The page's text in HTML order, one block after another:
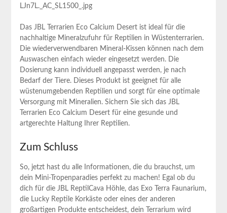
LJn7L._AC_SL1500_.jpg
Das JBL Terrarien Eco Calcium Desert ist ideal für die
nachhaltige Mineralzufuhr für Reptilien in Wüstenterrarien.
Die wiederverwendbaren Mineral-Kissen können nach dem
Auswaschen einfach wieder eingesetzt werden. Die
Dosierung kann individuell angepasst werden, je nach
Bedarf der Tiere. Dieses Produkt ist geeignet für alle
wüstenumgebenden Reptilien und sorgt für eine optimale
Versorgung mit Mineralien. Sichern Sie sich das JBL
Terrarien Eco Calcium Desert für eine gesunde und
artgerechte Haltung Ihrer Reptilien.
Zum Schluss
So, jetzt hast du alle Informationen, die du brauchst, um
dein Mini-Tropenparadies perfekt zu machen! Egal ob du
dich für die JBL ReptilCava Höhle, das Exo Terra Faunarium,
die Lucky Reptile Korkäste oder eines der anderen
großartigen Produkte entscheidest, dein Terrarium wird